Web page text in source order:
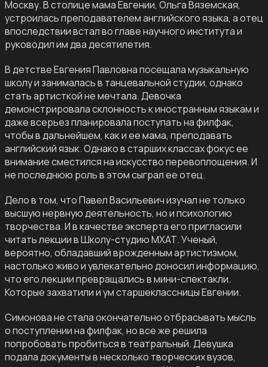
Москву. В столице мама Евгении, Ольга Вяземская,
устроилась преподавателем английского языка, а отец
впоследствии встал во главе научного института и
руководил им два десятилетия.
В детстве Евгения Павловна посещала музыкальную
школу и занималась в танцевальной студии, однако
стать артисткой не мечтала. Девочка
демонстрировала склонность к иностранным языкам и
даже всерьез планировала поступать на филфак,
чтобы в дальнейшем, как и ее мама, преподавать
английский язык. Однако в старших классах фокус ее
внимание сместился на искусство перевоплощения. И
не последнюю роль в этом сыграл ее отец.
Дело в том, что Павел Васильевич изучал не только
высшую нервную деятельность, но и психологию
творчества. И в качестве эксперта его пригласили
читать лекции в Школу-студию МХАТ. Ученый,
вероятно, обладавший врожденным артистизмом,
настолько живо и увлекательно доносил информацию,
что его лекции превращались в мини-спектакли.
Которые захватили и ум старшеклассницы Евгении.
Симонова не стала окончательно отбрасывать мысль
о поступлении на филфак, но все же решила
попробовать пробиться в театральный. Девушка
подала документы в несколько творческих вузов,